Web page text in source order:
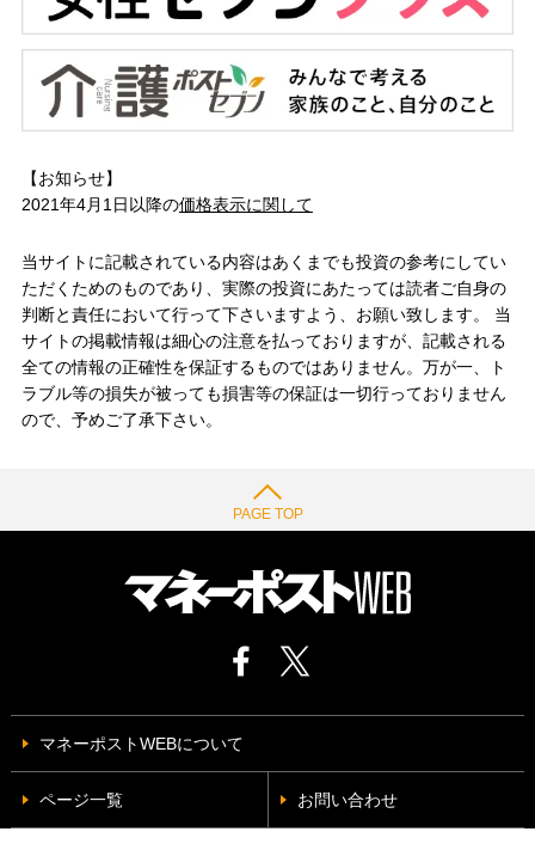
【お知らせ】
2021年4月1日以降の価格表示に関して
当サイトに記載されている内容はあくまでも投資の参考にしてい
ただくためのものであり、実際の投資にあたっては読者ご自身の
判断と責任において行って下さいますよう、お願い致します。 当
サイトの掲載情報は細心の注意を払っておりますが、記載される
全ての情報の正確性を保証するものではありません。万が一、ト
ラブル等の損失が被っても損害等の保証は一切行っておりません
ので、予めご了承下さい。
PAGE TOP
マネーポストWEBについて
ページ一覧 お問い合わせ